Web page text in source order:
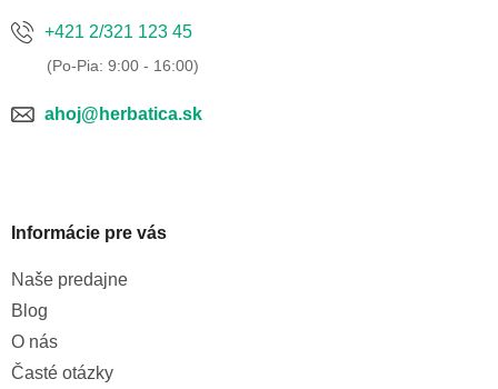
+421 2/321 123 45
ahoj@herbatica.sk
Informácie pre vás
Naše predajne
Blog
O nás
Časté otázky